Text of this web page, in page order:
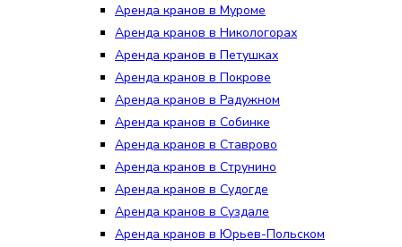
Аренда кранов в Муроме
Аренда кранов в Никологорах
Аренда кранов в Петушках
Аренда кранов в Покрове
Аренда кранов в Радужном
Аренда кранов в Собинке
Аренда кранов в Ставрово
Аренда кранов в Струнино
Аренда кранов в Судогде
Аренда кранов в Суздале
Аренда кранов в Юрьев-Польском